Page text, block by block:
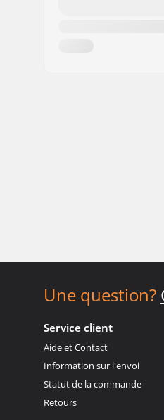
Une question?
Service client
Aide et Contact
Information sur l'envoi
Statut de la commande
Retours